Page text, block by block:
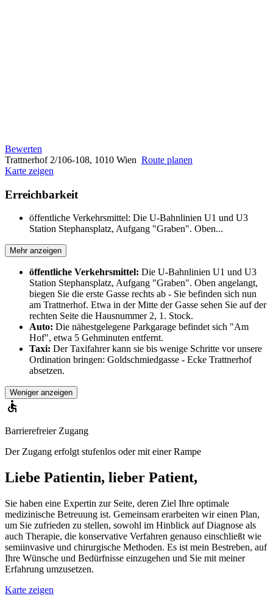
Bewerten
Trattnerhof 2/106-108, 1010 Wien Route planen
Karte zeigen
Erreichbarkeit
öffentliche Verkehrsmittel: Die U-Bahnlinien U1 und U3
Station Stephansplatz, Aufgang "Graben". Oben...
Mehr anzeigen
öffentliche Verkehrsmittel: Die U-Bahnlinien U1 und U3
Station Stephansplatz, Aufgang "Graben". Oben angelangt,
biegen Sie die erste Gasse rechts ab - Sie befinden sich nun
am Trattnerhof. Etwa in der Mitte der Gasse sehen Sie auf der
rechten Seite die Hausnummer 2, 1. Stock.
Auto: Die nähestgelegene Parkgarage befindet sich "Am
Hof", etwa 5 Gehminuten entfernt.
Taxi: Der Taxifahrer kann sie bis wenige Schritte vor unsere
Ordination bringen: Goldschmiedgasse - Ecke Trattnerhof
absetzen.
Weniger anzeigen
Barrierefreier Zugang
Der Zugang erfolgt stufenlos oder mit einer Rampe
Liebe Patientin, lieber Patient,
Sie haben eine Expertin zur Seite, deren Ziel Ihre optimale
medizinische Betreuung ist. Gemeinsam erarbeiten wir einen Plan,
um Sie zufrieden zu stellen, sowohl im Hinblick auf Diagnose als
auch Therapie, die konservative Verfahren genauso einschließt wie
semiinvasive und chirurgische Methoden. Es ist mein Bestreben, auf
Ihre Wünsche und Bedürfnisse einzugehen und Sie mit meiner
Erfahrung umzusetzen.
Karte zeigen